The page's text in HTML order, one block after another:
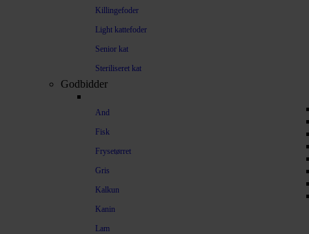
Killingefoder
Light kattefoder
Senior kat
Steriliseret kat
Godbidder
And
Fisk
Frysetørret
Gris
Kalkun
Kanin
Lam